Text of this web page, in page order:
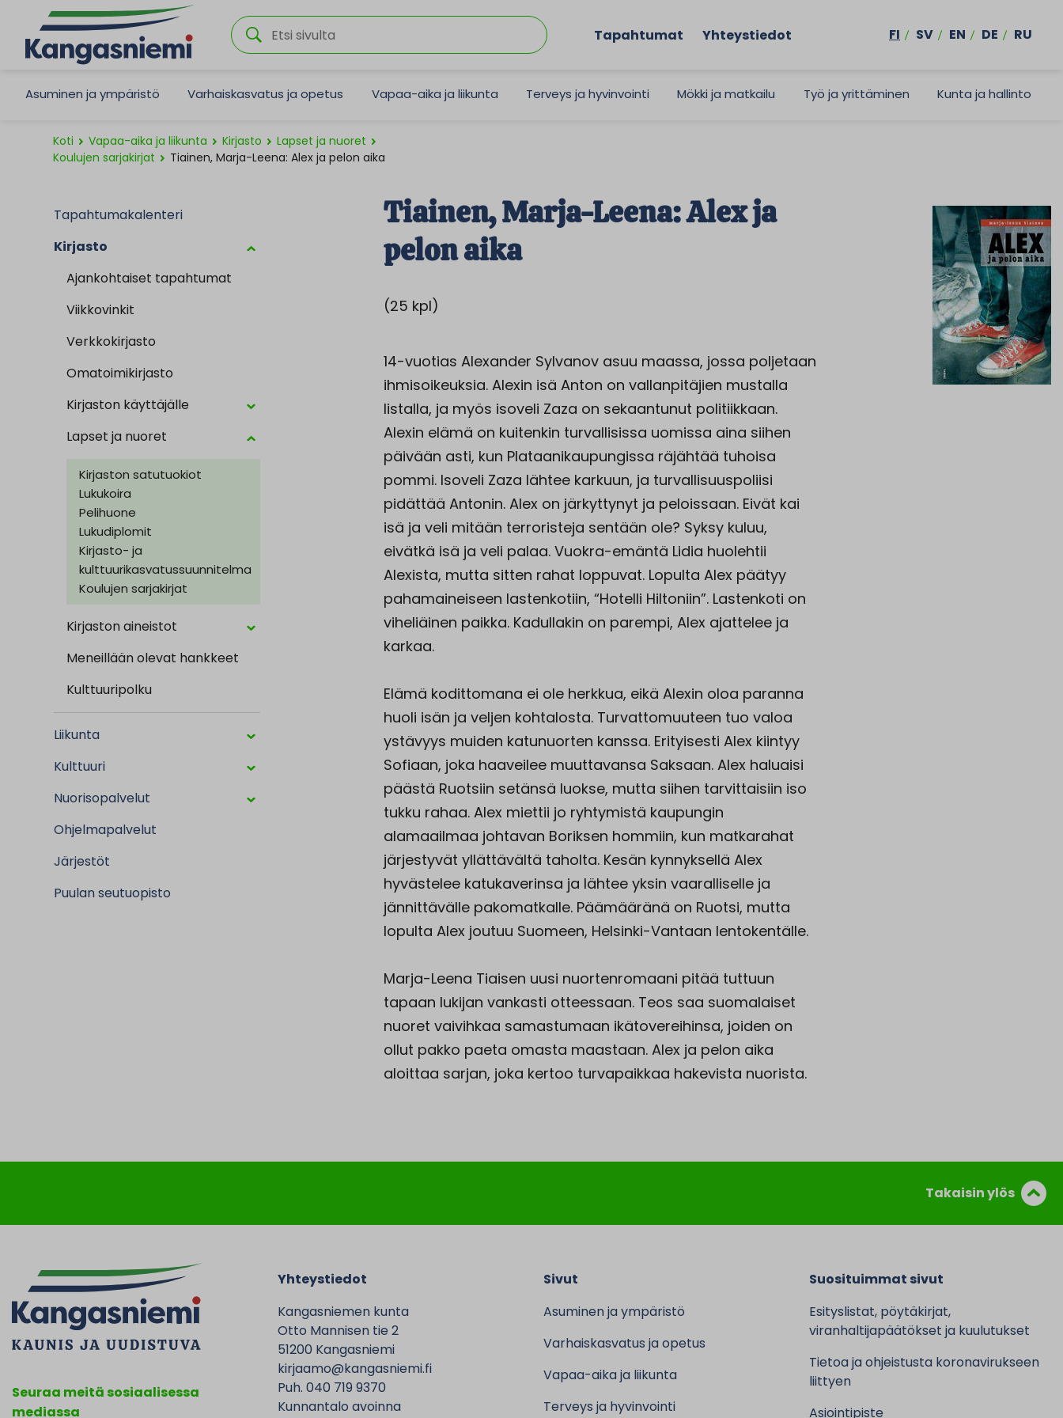
Tapahtumat Yhteystiedot FI SV EN DE RU
Asuminen ja ympäristö Varhaiskasvatus ja opetus Vapaa-aika ja liikunta Terveys ja hyvinvointi Mökki ja matkailu Työ ja yrittäminen Kunta ja hallinto
Koti Vapaa-aika ja liikunta Kirjasto
Lapset ja nuoret
Koulujen sarjakirjat
Tiainen, Marja-Leena: Alex ja pelon aika
Tapahtumakalenteri
Kirjasto
Ajankohtaiset tapahtumat
Viikkovinkit
Verkkokirjasto
Omatoimikirjasto
Kirjaston käyttäjälle
Lapset ja nuoret
Kirjaston satutuokiot
Lukukoira
Pelihuone
Lukudiplomit
Kirjasto- ja
kulttuurikasvatussuunnitelma
Koulujen sarjakirjat
Kirjaston aineistot
Meneillään olevat hankkeet
Kulttuuripolku
Liikunta
Kulttuuri
Nuorisopalvelut
Ohjelmapalvelut
Järjestöt
Puulan seutuopisto
Tiainen, Marja-Leena: Alex ja
pelon aika
(25 kpl)
14-vuotias Alexander Sylvanov asuu maassa, jossa poljetaan
ihmisoikeuksia. Alexin isä Anton on vallanpitäjien mustalla
listalla, ja myös isoveli Zaza on sekaantunut politiikkaan.
Alexin elämä on kuitenkin turvallisissa uomissa aina siihen
päivään asti, kun Plataanikaupungissa räjähtää tuhoisa
pommi. Isoveli Zaza lähtee karkuun, ja turvallisuuspoliisi
pidättää Antonin. Alex on järkyttynyt ja peloissaan. Eivät kai
isä ja veli mitään terroristeja sentään ole? Syksy kuluu,
eivätkä isä ja veli palaa. Vuokra-emäntä Lidia huolehtii
Alexista, mutta sitten rahat loppuvat. Lopulta Alex päätyy
pahamaineiseen lastenkotiin, “Hotelli Hiltoniin”. Lastenkoti on
viheliäinen paikka. Kadullakin on parempi, Alex ajattelee ja
karkaa.
Elämä kodittomana ei ole herkkua, eikä Alexin oloa paranna
huoli isän ja veljen kohtalosta. Turvattomuuteen tuo valoa
ystävyys muiden katunuorten kanssa. Erityisesti Alex kiintyy
Sofiaan, joka haaveilee muuttavansa Saksaan. Alex haluaisi
päästä Ruotsiin setänsä luokse, mutta siihen tarvittaisiin iso
tukku rahaa. Alex miettii jo ryhtymistä kaupungin
alamaailmaa johtavan Boriksen hommiin, kun matkarahat
järjestyvät yllättävältä taholta. Kesän kynnyksellä Alex
hyvästelee katukaverinsa ja lähtee yksin vaaralliselle ja
jännittävälle pakomatkalle. Päämääränä on Ruotsi, mutta
lopulta Alex joutuu Suomeen, Helsinki-Vantaan lentokentälle.
Marja-Leena Tiaisen uusi nuortenromaani pitää tuttuun
tapaan lukijan vankasti otteessaan. Teos saa suomalaiset
nuoret vaivihkaa samastumaan ikätovereihinsa, joiden on
ollut pakko paeta omasta maastaan. Alex ja pelon aika
aloittaa sarjan, joka kertoo turvapaikkaa hakevista nuorista.
Takaisin ylös
Seuraa meitä sosiaalisessa
mediassa
Yhteystiedot
Kangasniemen kunta
Otto Mannisen tie 2
51200 Kangasniemi
kirjaamo@kangasniemi.fi
Puh. 040 719 9370
Kunnantalo avoinna
Sivut
Asuminen ja ympäristö
Varhaiskasvatus ja opetus
Vapaa-aika ja liikunta
Terveys ja hyvinvointi
Suosituimmat sivut
Esityslistat, pöytäkirjat,
viranhaltijapäätökset ja kuulutukset
Tietoa ja ohjeistusta koronavirukseen
liittyen
Asiointipiste